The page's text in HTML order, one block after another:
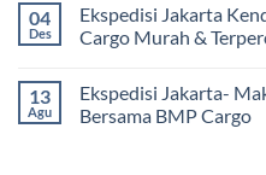
Cargo
Jakarta
ke
BMP
Cargo
Kota
Bitung
Lebih
Kapal
Laut
komentar
pada
Ekspedisi
Via
Laut
Murah
04
Des
Ekspedisi Jakarta
Cargo Murah &
komentar
pada
Ekspedisi
13
Agu
Ekspedisi Jakarta-
Bersama BMP Cargo